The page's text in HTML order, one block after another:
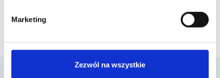
Marketing
Zezwól na wszystkie